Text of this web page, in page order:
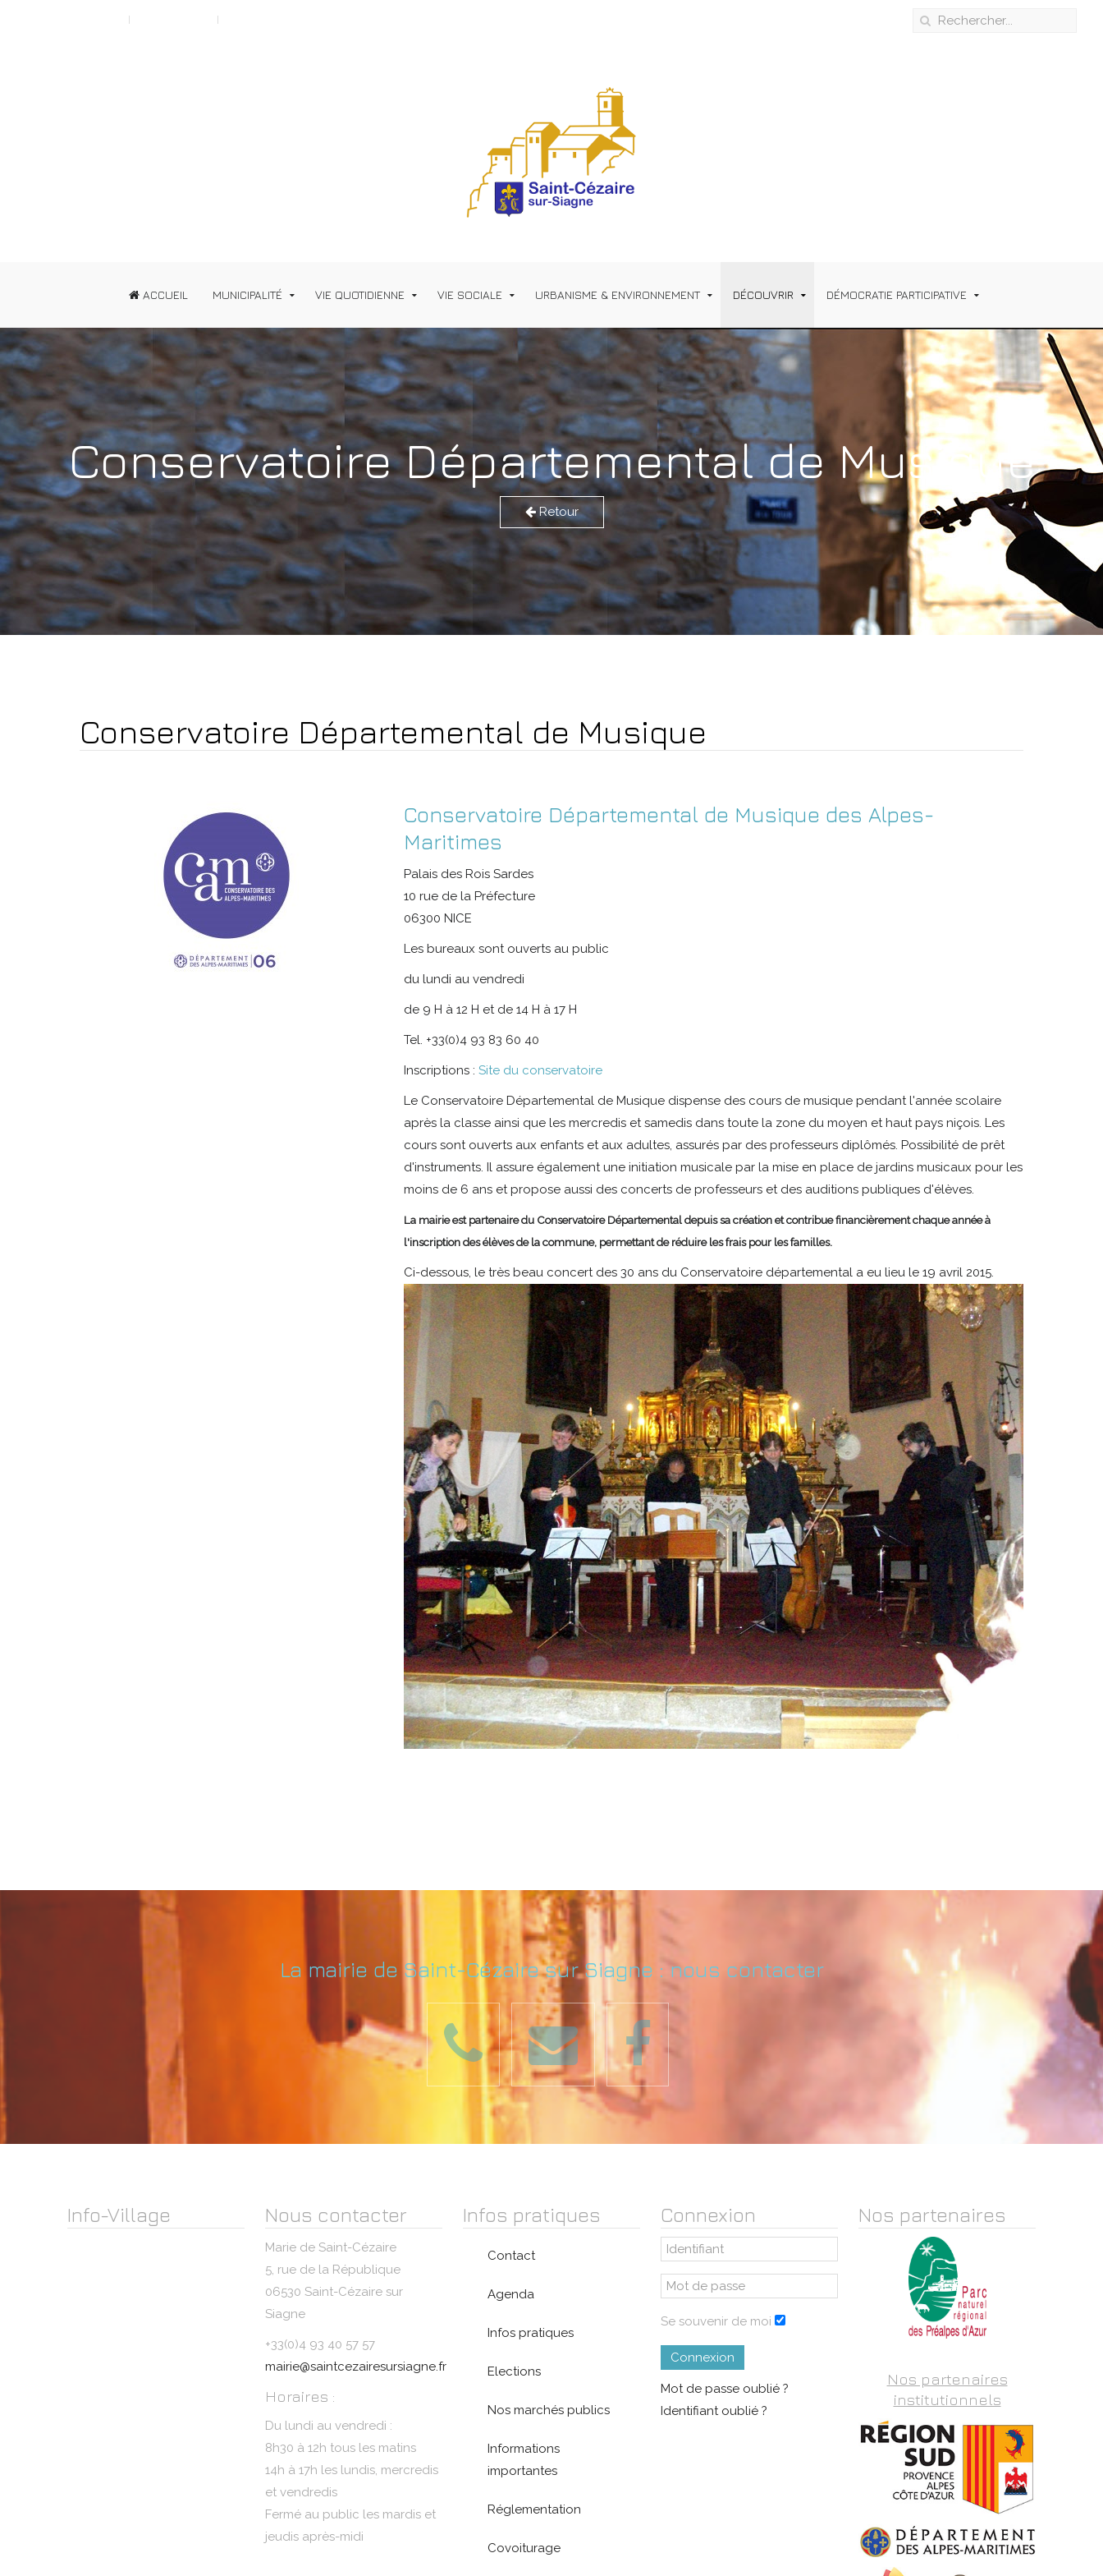
ACCUEIL MUNICIPALITÉ VIE QUOTIDIENNE VIE SOCIALE URBANISME & ENVIRONNEMENT DÉCOUVRIR DÉMOCRATIE PARTICIPATIVE
Conservatoire Départemental de Musique
Retour
Conservatoire Départemental de Musique
Conservatoire Départemental de Musique des Alpes-
Maritimes
Palais des Rois Sardes
10 rue de la Préfecture
06300 NICE
Les bureaux sont ouverts au public
du lundi au vendredi
de 9 H à 12 H et de 14 H à 17 H
Tel. +33(0)4 93 83 60 40
Inscriptions : Site du conservatoire
Le Conservatoire Départemental de Musique dispense des cours de musique pendant l'année scolaire
après la classe ainsi que les mercredis et samedis dans toute la zone du moyen et haut pays niçois. Les
cours sont ouverts aux enfants et aux adultes, assurés par des professeurs diplômés. Possibilité de prêt
d'instruments. Il assure également une initiation musicale par la mise en place de jardins musicaux pour les
moins de 6 ans et propose aussi des concerts de professeurs et des auditions publiques d'élèves.
La mairie est partenaire du Conservatoire Départemental depuis sa création et contribue financièrement chaque année à
l'inscription des élèves de la commune, permettant de réduire les frais pour les familles.
Ci-dessous, le très beau concert des 30 ans du Conservatoire départemental a eu lieu le 19 avril 2015.
La mairie de Saint-Cézaire sur Siagne : nous contacter
Info-Village Nous contacter
Marie de Saint-Cézaire
5, rue de la République
06530 Saint-Cézaire sur
Siagne
+33(0)4 93 40 57 57
mairie@saintcezairesursiagne.fr
Horaires :
Du lundi au vendredi :
8h30 à 12h tous les matins
14h à 17h les lundis, mercredis
et vendredis
Fermé au public les mardis et
jeudis après-midi
Infos pratiques
Contact
Agenda
Infos pratiques
Elections
Nos marchés publics
Informations
importantes
Réglementation
Covoiturage
Connexion
Se souvenir de moi
Connexion
Mot de passe oublié ?
Identifiant oublié ?
Nos partenaires
Nos partenaires
institutionnels